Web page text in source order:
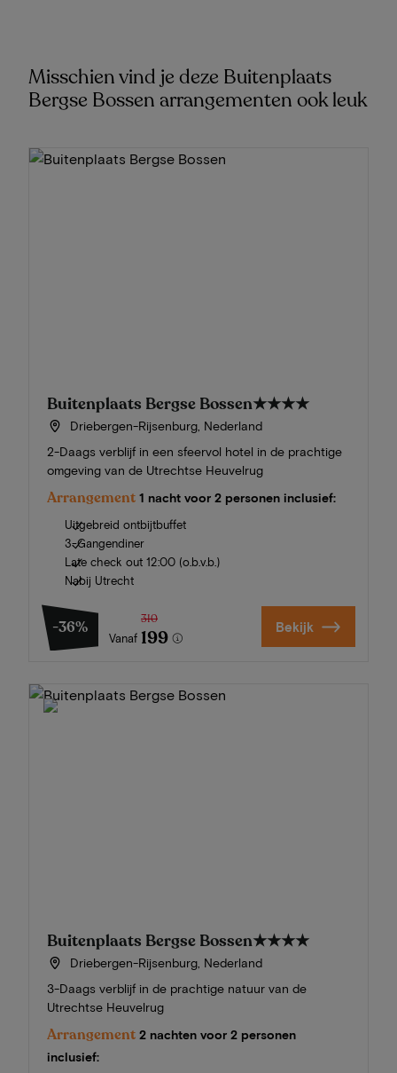
Misschien vind je deze Buitenplaats
Bergse Bossen arrangementen ook leuk
Buitenplaats Bergse Bossen★★★★
Driebergen-Rijsenburg, Nederland
2-Daags verblijf in een sfeervol hotel in de prachtige
omgeving van de Utrechtse Heuvelrug
Arrangement 1 nacht voor 2 personen inclusief:
Uitgebreid ontbijtbuffet
3-Gangendiner
Late check out 12:00 (o.b.v.b.)
Nabij Utrecht
-36%
Vanaf
310
199 Bekijk
Buitenplaats Bergse Bossen★★★★
Driebergen-Rijsenburg, Nederland
3-Daags verblijf in de prachtige natuur van de
Utrechtse Heuvelrug
Arrangement 2 nachten voor 2 personen
inclusief: